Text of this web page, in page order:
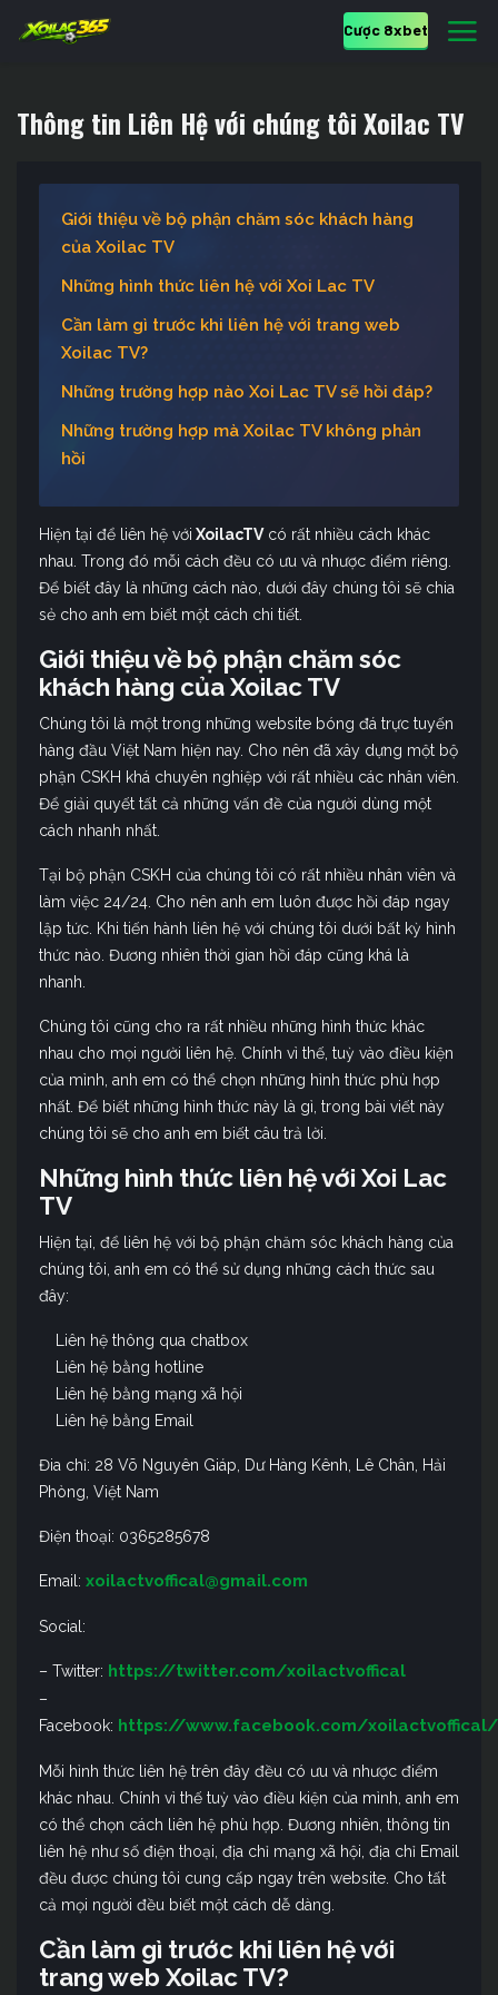
Cược 8xbet
Thông tin Liên Hệ với chúng tôi Xoilac TV
Giới thiệu về bộ phận chăm sóc khách hàng
của Xoilac TV
Những hình thức liên hệ với Xoi Lac TV
Cần làm gì trước khi liên hệ với trang web
Xoilac TV?
Những trường hợp nào Xoi Lac TV sẽ hồi đáp?
Những trường hợp mà Xoilac TV không phản
hồi
Hiện tại để liên hệ với XoilacTVcó rất nhiều cách khác
nhau. Trong đó mỗi cách đều có ưu và nhược điểm riêng.
Để biết đây là những cách nào, dưới đây chúng tôi sẽ chia
sẻ cho anh em biết một cách chi tiết.
Giới thiệu về bộ phận chăm sóc
khách hàng của Xoilac TV
Chúng tôi là một trong những website bóng đá trực tuyến
hàng đầu Việt Nam hiện nay. Cho nên đã xây dựng một bộ
phận CSKH khá chuyên nghiệp với rất nhiều các nhân viên.
Để giải quyết tất cả những vấn đề của người dùng một
cách nhanh nhất.
Tại bộ phận CSKH của chúng tôi có rất nhiều nhân viên và
làm việc 24/24. Cho nên anh em luôn được hồi đáp ngay
lập tức. Khi tiến hành liên hệ với chúng tôi dưới bất kỳ hình
thức nào. Đương nhiên thời gian hồi đáp cũng khá là
nhanh.
Chúng tôi cũng cho ra rất nhiều những hình thức khác
nhau cho mọi người liên hệ. Chính vì thế, tuỳ vào điều kiện
của mình, anh em có thể chọn những hình thức phù hợp
nhất. Để biết những hình thức này là gì, trong bài viết này
chúng tôi sẽ cho anh em biết câu trả lời.
Những hình thức liên hệ với Xoi Lac
TV
Hiện tại, để liên hệ với bộ phận chăm sóc khách hàng của
chúng tôi, anh em có thể sử dụng những cách thức sau
đây:
Liên hệ thông qua chatbox
Liên hệ bằng hotline
Liên hệ bằng mạng xã hội
Liên hệ bằng Email
Đia chỉ: 28 Võ Nguyên Giáp, Dư Hàng Kênh, Lê Chân, Hải
Phòng, Việt Nam
Điện thoại: 0365285678
Email: xoilactvoffical@gmail.com
Social:
– Twitter: https://twitter.com/xoilactvoffical
–
Facebook: https://www.facebook.com/xoilactvoffical/
Mỗi hình thức liên hệ trên đây đều có ưu và nhược điểm
khác nhau. Chính vì thế tuỳ vào điều kiện của mình, anh em
có thể chọn cách liên hệ phù hợp. Đương nhiên, thông tin
liên hệ như số điện thoại, địa chỉ mạng xã hội, địa chỉ Email
đều được chúng tôi cung cấp ngay trên website. Cho tất
cả mọi người đều biết một cách dễ dàng.
Cần làm gì trước khi liên hệ với
trang web Xoilac TV?